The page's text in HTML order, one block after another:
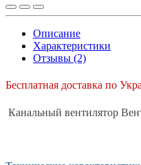
Описание
Характеристики
Отзывы (2)
Бесплатная доставка по
Канальный вентилятор